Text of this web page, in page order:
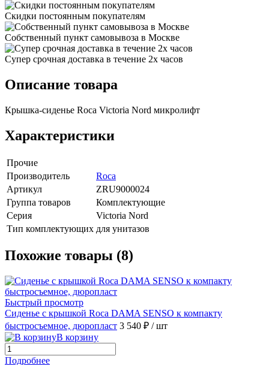
Скидки постоянным покупателям
Собственный пункт самовывоза в Москве
Супер срочная доставка в течение 2х часов
Описание товара
Крышка-сиденье Roca Victoria Nord микролифт
Характеристики
Прочие
Производитель
Roca
Артикул
ZRU9000024
Группа товаров
Комплектующие
Серия
Victoria Nord
Тип комплектующих для унитазов
Похожие товары (8)
Быстрый просмотр
Сиденье с крышкой Roca DAMA SENSO к компакту
быстросъемное, дюропласт 3 540 ₽ / шт
В корзину
Подробнее